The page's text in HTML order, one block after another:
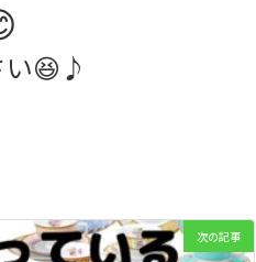
い😆♪
次の記事